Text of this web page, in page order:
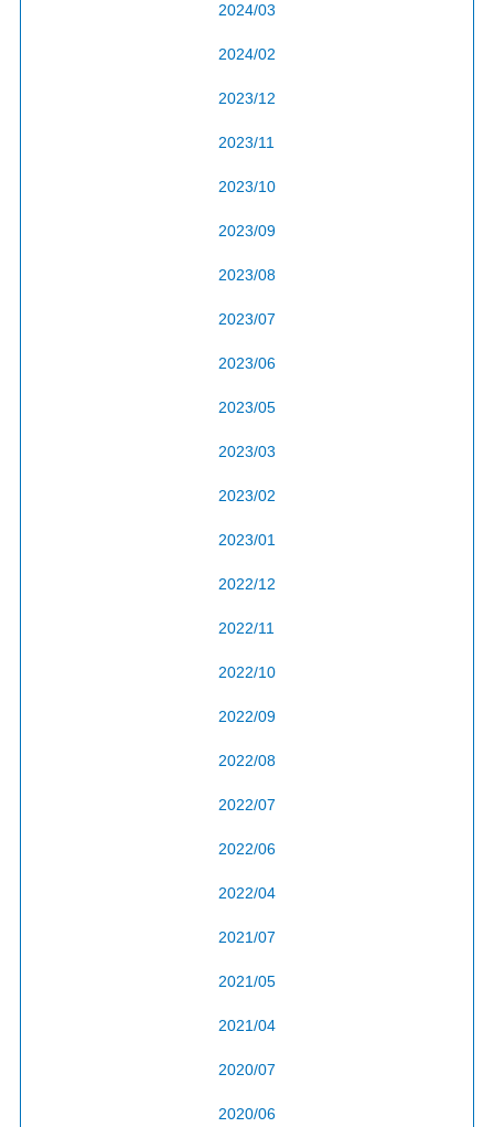
2024/03
2024/02
2023/12
2023/11
2023/10
2023/09
2023/08
2023/07
2023/06
2023/05
2023/03
2023/02
2023/01
2022/12
2022/11
2022/10
2022/09
2022/08
2022/07
2022/06
2022/04
2021/07
2021/05
2021/04
2020/07
2020/06